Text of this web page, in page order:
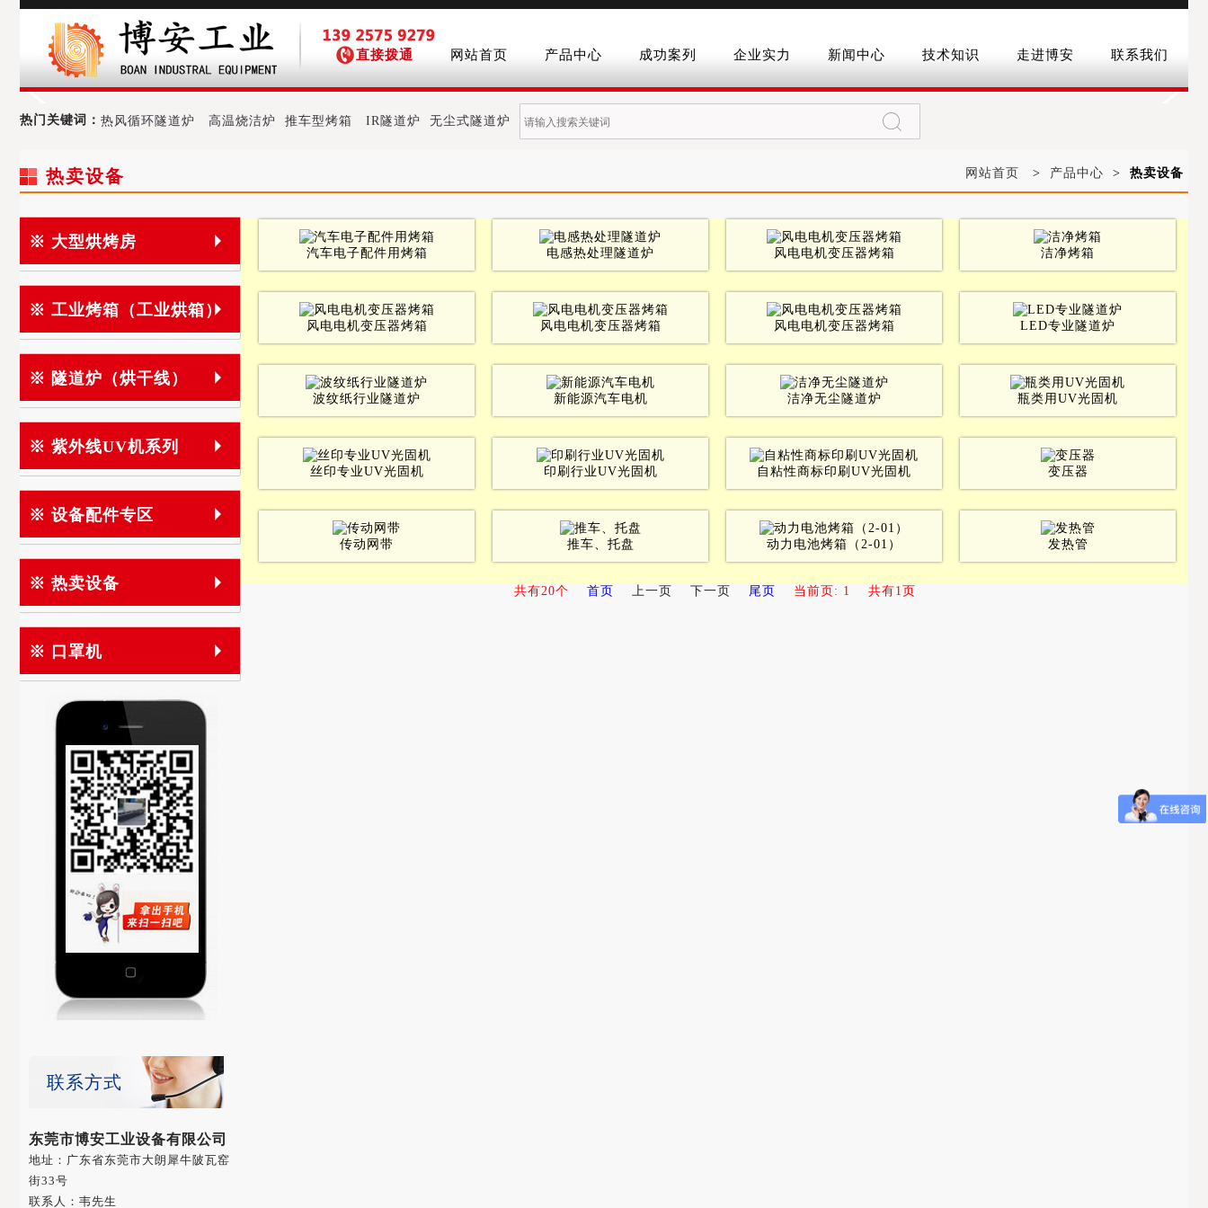
直接拨通 网站首页 产品中心 成功案列 企业实力 新闻中心 技术知识 走进博安 联系我们
热门关键词： 热风循环隧道炉 高温烧洁炉 推车型烤箱 IR隧道炉 无尘式隧道炉
热卖设备 网站首页 > 产品中心 > 热卖设备
※ 大型烘烤房
※ 工业烤箱（工业烘箱）
※ 隧道炉（烘干线）
※ 紫外线UV机系列
※ 设备配件专区
※ 热卖设备
※ 口罩机
联系方式
东莞市博安工业设备有限公司
地址：广东省东莞市大朗犀牛陂瓦窑
街33号
联系人：韦先生
汽车电子配件用烤箱 电感热处理隧道炉 风电电机变压器烤箱 洁净烤箱
风电电机变压器烤箱 风电电机变压器烤箱 风电电机变压器烤箱 LED专业隧道炉
波纹纸行业隧道炉 新能源汽车电机 洁净无尘隧道炉 瓶类用UV光固机
丝印专业UV光固机 印刷行业UV光固机 自粘性商标印刷UV光固机 变压器
传动网带 推车、托盘 动力电池烤箱（2-01） 发热管
共有20个 首页 上一页 下一页 尾页 当前页: 1 共有1页